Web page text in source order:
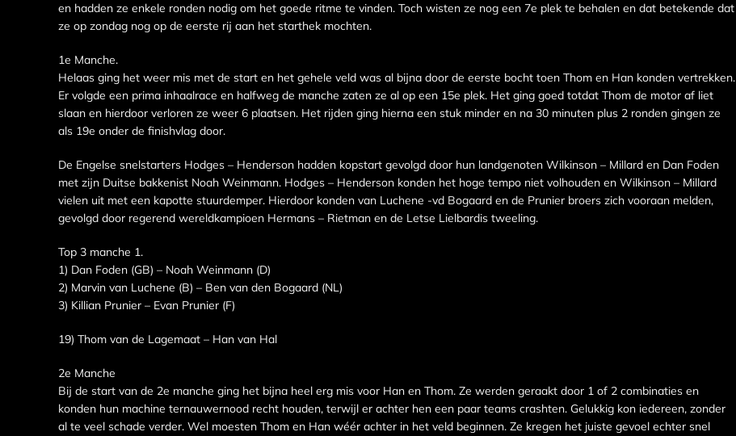
en hadden ze enkele ronden nodig om het goede ritme te vinden. Toch wisten ze nog een 7e plek te behalen en dat betekende dat
ze op zondag nog op de eerste rij aan het starthek mochten.
1e Manche.
Helaas ging het weer mis met de start en het gehele veld was al bijna door de eerste bocht toen Thom en Han konden vertrekken.
Er volgde een prima inhaalrace en halfweg de manche zaten ze al op een 15e plek. Het ging goed totdat Thom de motor af liet
slaan en hierdoor verloren ze weer 6 plaatsen. Het rijden ging hierna een stuk minder en na 30 minuten plus 2 ronden gingen ze
als 19e onder de finishvlag door.
De Engelse snelstarters Hodges – Henderson hadden kopstart gevolgd door hun landgenoten Wilkinson – Millard en Dan Foden
met zijn Duitse bakkenist Noah Weinmann. Hodges – Henderson konden het hoge tempo niet volhouden en Wilkinson – Millard
vielen uit met een kapotte stuurdemper. Hierdoor konden van Luchene -vd Bogaard en de Prunier broers zich vooraan melden,
gevolgd door regerend wereldkampioen Hermans – Rietman en de Letse Lielbardis tweeling.
Top 3 manche 1.
1) Dan Foden (GB) – Noah Weinmann (D)
2) Marvin van Luchene (B) – Ben van den Bogaard (NL)
3) Killian Prunier – Evan Prunier (F)
19) Thom van de Lagemaat – Han van Hal
2e Manche
Bij de start van de 2e manche ging het bijna heel erg mis voor Han en Thom. Ze werden geraakt door 1 of 2 combinaties en
konden hun machine ternauwernood recht houden, terwijl er achter hen een paar teams crashten. Gelukkig kon iedereen, zonder
al te veel schade verder. Wel moesten Thom en Han wéér achter in het veld beginnen. Ze kregen het juiste gevoel echter snel